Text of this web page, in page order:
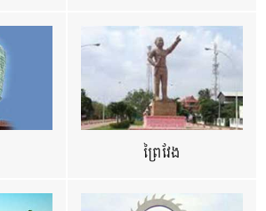
ព្រៃវែង